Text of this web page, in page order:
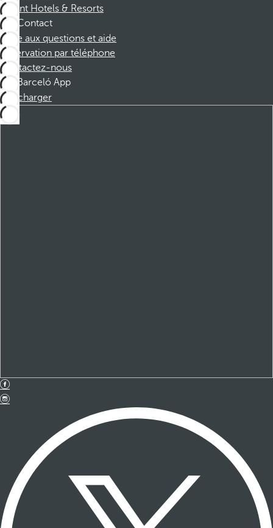
Dorint Hotels & Resorts
Contact
Foire aux questions et aide
Réservation par téléphone
Contactez-nous
Barceló App
Télécharger